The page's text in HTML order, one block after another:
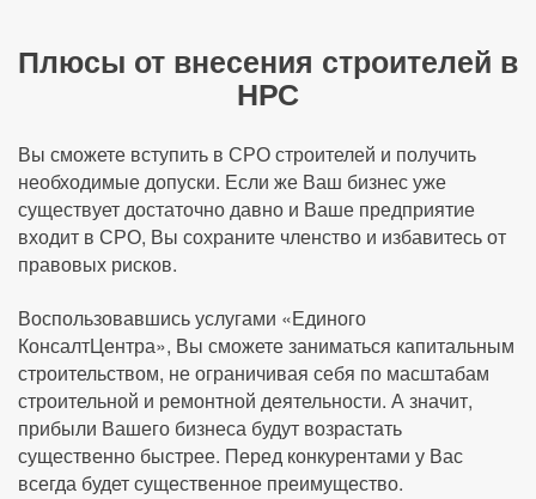
Плюсы от внесения строителей в
НРС
Вы сможете вступить в СРО строителей и получить
необходимые допуски. Если же Ваш бизнес уже
существует достаточно давно и Ваше предприятие
входит в СРО, Вы сохраните членство и избавитесь от
правовых рисков.
Воспользовавшись услугами «Единого
КонсалтЦентра», Вы сможете заниматься капитальным
строительством, не ограничивая себя по масштабам
строительной и ремонтной деятельности. А значит,
прибыли Вашего бизнеса будут возрастать
существенно быстрее. Перед конкурентами у Вас
всегда будет существенное преимущество.